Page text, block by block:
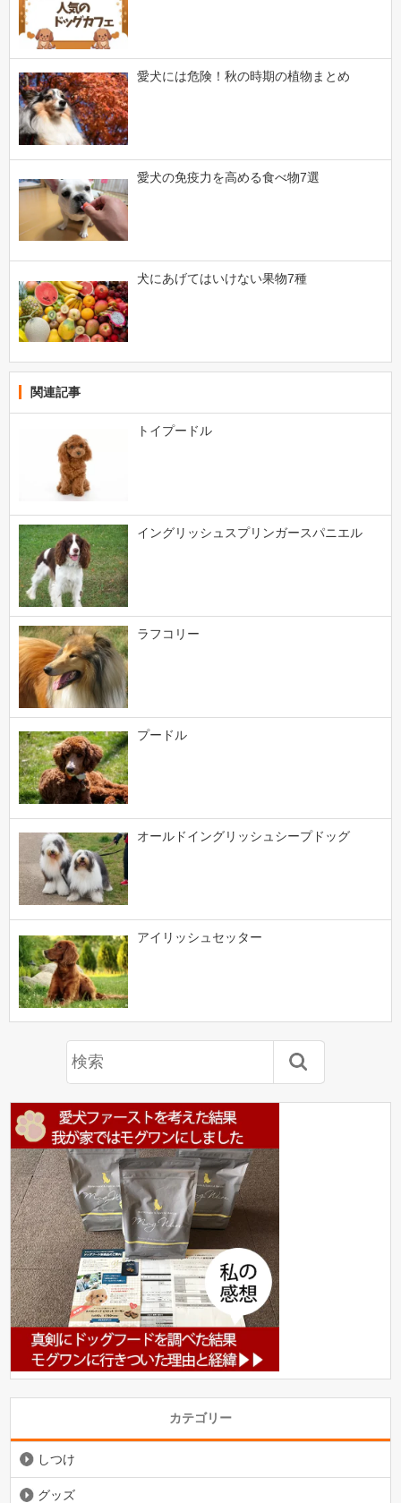
愛犬には危険！秋の時期の植物まとめ
愛犬の免疫力を高める食べ物7選
犬にあげてはいけない果物7種
関連記事
トイプードル
イングリッシュスプリンガースパニエル
ラフコリー
プードル
オールドイングリッシュシープドッグ
アイリッシュセッター
カテゴリー
しつけ
グッズ